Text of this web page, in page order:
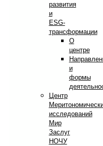
развития
и
ESG-
трансформации
О
центре
и
формы
Центр
исследований
Мир
Заслуг
НОЧУ